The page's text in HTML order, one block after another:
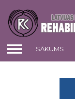
SĀKUMS